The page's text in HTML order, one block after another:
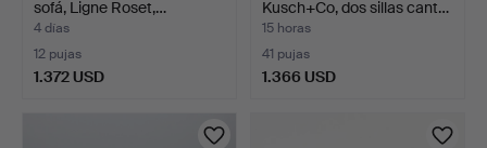
sofá, Ligne Roset,…
4 días
12 pujas
1.372 USD
Kusch+Co, dos sillas cant…
15 horas
41 pujas
1.366 USD